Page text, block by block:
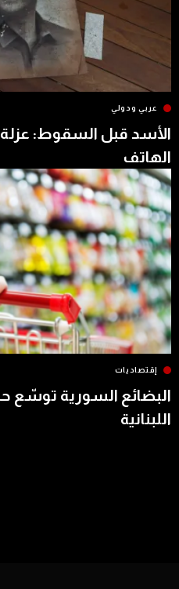
عربي ودولي
الأسد قبل السقوط:
الهاتف
إقتصاديات
البضائع السورية توسّع
اللبنانية